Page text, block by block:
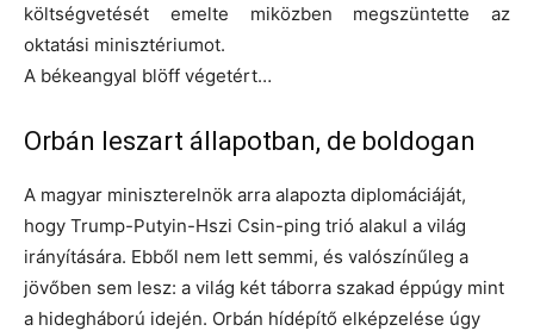
költségvetését emelte miközben megszüntette az
oktatási minisztériumot.
A békeangyal blöff végetért…
Orbán leszart állapotban, de boldogan
A magyar miniszterelnök arra alapozta diplomáciáját,
hogy Trump-Putyin-Hszi Csin-ping trió alakul a világ
irányítására. Ebből nem lett semmi, és valószínűleg a
jövőben sem lesz: a világ két táborra szakad éppúgy mint
a hidegháború idején. Orbán hídépítő elképzelése úgy